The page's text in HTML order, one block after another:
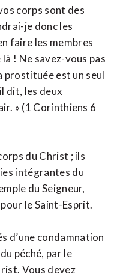
corps sont des
je donc les
faire les membres
! Ne savez-vous pas
prostituée est un seul
dit, les deux
» (1 Corinthiens 6
du Christ ; ils
intégrantes du
du Seigneur,
le Saint-Esprit.
d’une condamnation
péché, par le
Vous devez